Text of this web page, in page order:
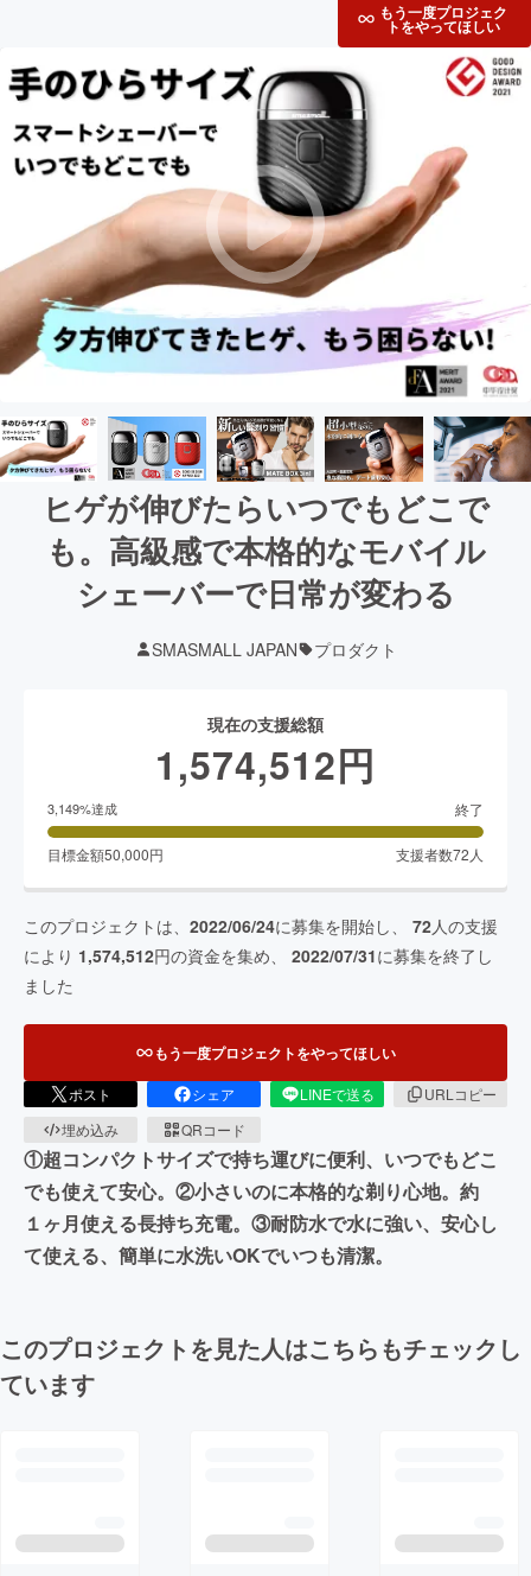
もう一度プロジェク
トをやってほしい
ヒゲが伸びたらいつでもどこで
も。高級感で本格的なモバイル
シェーバーで日常が変わる
SMASMALL JAPAN プロダクト
現在の支援総額
1,574,512円
3,149%達成 終了
目標金額50,000円 支援者数72 人
このプロジェクトは、 2022/06/24に募集を開始し、 72人の支援
により 1,574,512円の資金を集め、 2022/07/31に募集を終了し
ました
もう一度プロジェクトをやってほしい
ポスト シェア LINEで送る
URLコピー
埋め込み
QRコード
①超コンパクトサイズで持ち運びに便利、いつでもどこ
でも使えて安心。②小さいのに本格的な剃り心地。約
１ヶ月使える長持ち充電。③耐防水で水に強い、安心し
て使える、簡単に水洗いOKでいつも清潔。
このプロジェクトを見た人はこちらもチェックし
ています